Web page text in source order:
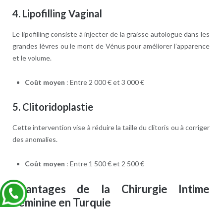
4. Lipofilling Vaginal
Le lipofilling consiste à injecter de la graisse autologue dans les
grandes lèvres ou le mont de Vénus pour améliorer l’apparence
et le volume.
Coût moyen : Entre 2 000 € et 3 000 €
5. Clitoridoplastie
Cette intervention vise à réduire la taille du clitoris ou à corriger
des anomalies.
Coût moyen : Entre 1 500 € et 2 500 €
Avantages de la Chirurgie Intime
Féminine en Turquie